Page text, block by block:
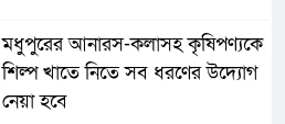
মধুপুরের আনারস-কলাসহ কৃষিপণ্যকে
শিল্প খাতে নিতে সব ধরণের উদ্যোগ
নেয়া হবে